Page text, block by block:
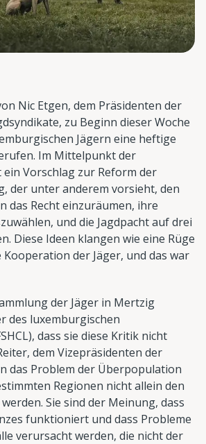
Nic Etgen, dem Präsidenten der
zu Beginn dieser Woche
Jägern eine heftige
Im Mittelpunkt der
Vorschlag zur Reform der
der unter anderem vorsieht, den
das Recht einzuräumen, ihre
und die Jagdpacht auf drei
Diese Ideen klangen wie eine Rüge
der Jäger, und das war
der Jäger in Mertzig
des luxemburgischen
dass sie diese Kritik nicht
dem Vizepräsidenten der
das Problem der Überpopulation
Regionen nicht allein den
Sie sind der Meinung, dass
funktioniert und dass Probleme
verursacht werden, die nicht der